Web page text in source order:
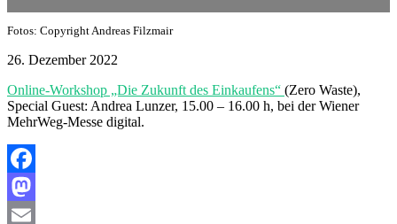
Fotos: Copyright Andreas Filzmair
26. Dezember 2022
Online-Workshop „Die Zukunft des Einkaufens“ (Zero Waste),
Special Guest: Andrea Lunzer, 15.00 – 16.00 h, bei der Wiener
MehrWeg-Messe digital.
Facebook
Mastodon